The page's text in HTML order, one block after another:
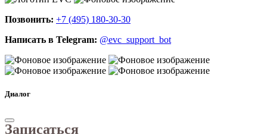
Позвонить: +7 (495) 180-30-30
Написать в Telegram: @evc_support_bot
Диалог
Записаться